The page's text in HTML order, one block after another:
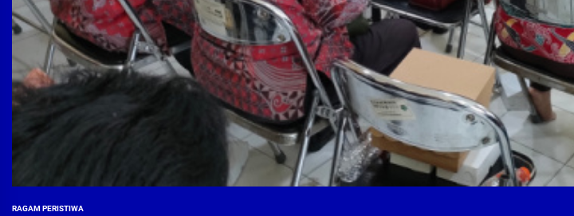
RAGAM PERISTIWA